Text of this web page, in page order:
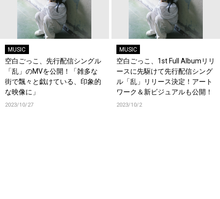
MUSIC
空白ごっこ、先行配信シングル
「乱」のMVを公開！「雑多な
街で飄々と戯けている、印象的
な映像に」
2023/10/27
MUSIC
空白ごっこ、1st Full Albumリリ
ースに先駆けて先行配信シング
ル「乱」リリース決定！アート
ワーク＆新ビジュアルも公開！
2023/10/2